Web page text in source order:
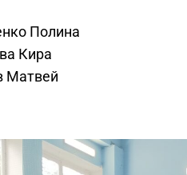
Полина
Кира
Матвей